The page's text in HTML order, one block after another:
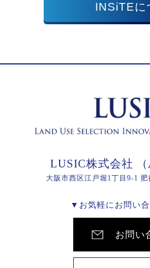
INSiTEに
LUSIC株式会社
大阪市西区江戸堀1丁目9-1
▼お気軽にお問い
お問い